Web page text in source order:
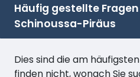
Häufig gestellte
Schinoussa-Piräus
Dies sind die am
finden nicht, wonach Sie